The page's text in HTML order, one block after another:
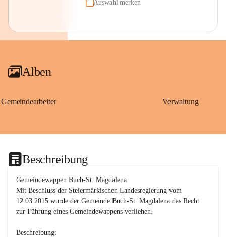
Auswahl merken
Alben
Gemeindearbeiter Verwaltung
Beschreibung
Gemeindewappen Buch-St. Magdalena
Mit Beschluss der Steiermärkischen Landesregierung vom
12.03.2015 wurde der Gemeinde Buch-St. Magdalena das Recht
zur Führung eines Gemeindewappens verliehen.
Beschreibung: